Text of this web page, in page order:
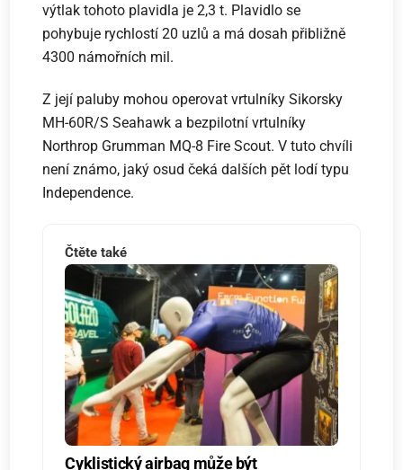
výtlak tohoto plavidla je 2,3 t. Plavidlo se
pohybuje rychlostí 20 uzlů a má dosah přibližně
4300 námořních mil.
Z její paluby mohou operovat vrtulníky Sikorsky
MH-60R/S Seahawk a bezpilotní vrtulníky
Northrop Grumman MQ-8 Fire Scout. V tuto chvíli
není známo, jaký osud čeká dalších pět lodí typu
Independence.
Čtěte také
Cyklistický airbag může být